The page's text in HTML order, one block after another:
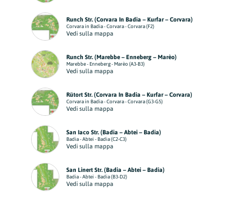
Runch Str. (Corvara In Badia – Kurfar – Corvara)
Corvara in Badia - Corvara - Corvara (F2)
Vedi sulla mappa
Runch Str. (Marebbe – Enneberg – Marèo)
Marebbe - Enneberg - Marèo (A3-B3)
Vedi sulla mappa
Rütort Str. (Corvara In Badia – Kurfar – Corvara)
Corvara in Badia - Corvara - Corvara (G3-G5)
Vedi sulla mappa
San Iaco Str. (Badia – Abtei – Badia)
Badia - Abtei - Badia (C2-C3)
Vedi sulla mappa
San Linert Str. (Badia – Abtei – Badia)
Badia - Abtei - Badia (B3-D2)
Vedi sulla mappa